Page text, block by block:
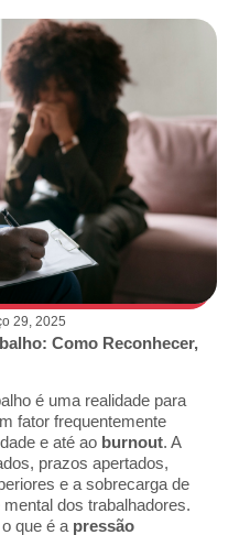
29, 2025
Como Reconhecer,
é uma realidade para
fator frequentemente
e até ao burnout. A
prazos apertados,
e a sobrecarga de
dos trabalhadores.
que é a pressão